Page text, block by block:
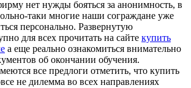
нет нужды бояться за анонимность, в
таки многие наши сограждане уже
персонально. Развернутую
для всех прочитать на сайте купить
а еще реально ознакомиться внимательно
об окончании обучения.
все предлоги отметить, что купить
не дилемма во всех направлениях